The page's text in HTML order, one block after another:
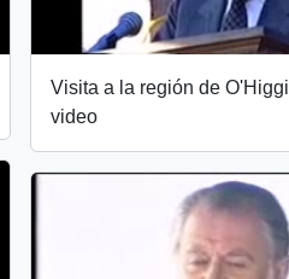
al portapapeles
Visita a la región de
video